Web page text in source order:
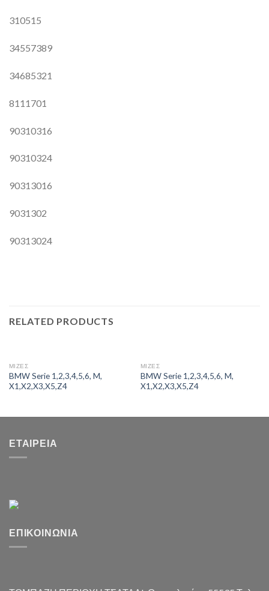
310515
34557389
34685321
8111701
90310316
90310324
90313016
9031302
90313024
RELATED PRODUCTS
ΜΙΖΕΣ
BMW Serie 1,2,3,4,5,6, M,
X1,X2,X3,X5,Z4
ΜΙΖΕΣ
BMW Serie 1,2,3,4,5,6, M,
X1,X2,X3,X5,Z4
ΕΤΑΙΡΕΊΑ
ΕΠΙΚΟΙΝΩΝΊΑ